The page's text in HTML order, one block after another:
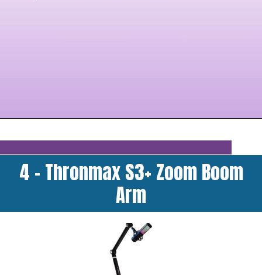
4 - Thronmax S3+ Zoom Boom
Arm